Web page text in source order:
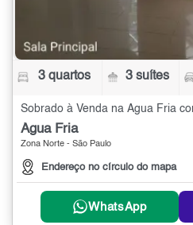
3 quartos 3 suítes
Sobrado à Venda na Água Fria
Água Fria
Zona Norte - São Paulo
Endereço no círculo do mapa
WhatsApp